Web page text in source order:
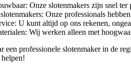
Onze slotenmakers zijn snel ter
Onze professionals
U kunt altijd op ons rekenen,
Wij werken alleen met
een professionele slotenmaker in de